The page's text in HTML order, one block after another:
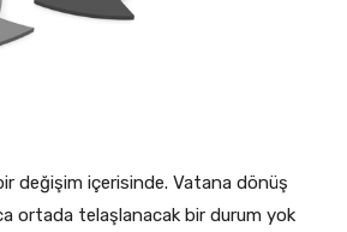
değişim içerisinde. Vatana dönüş
ortada telaşlanacak bir durum yok